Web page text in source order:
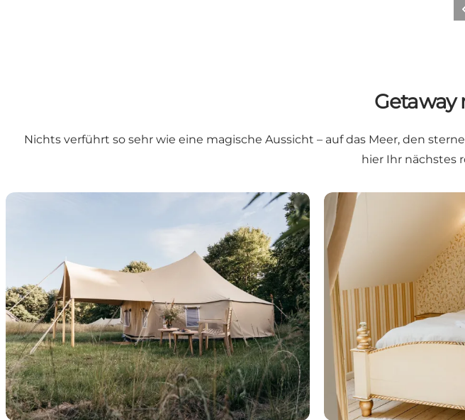
Getaway
Nichts verführt so sehr wie eine magische Aussicht – auf das Meer, den
hier Ihr nächstes
Unique Getaways 6 Übernachtungsorte